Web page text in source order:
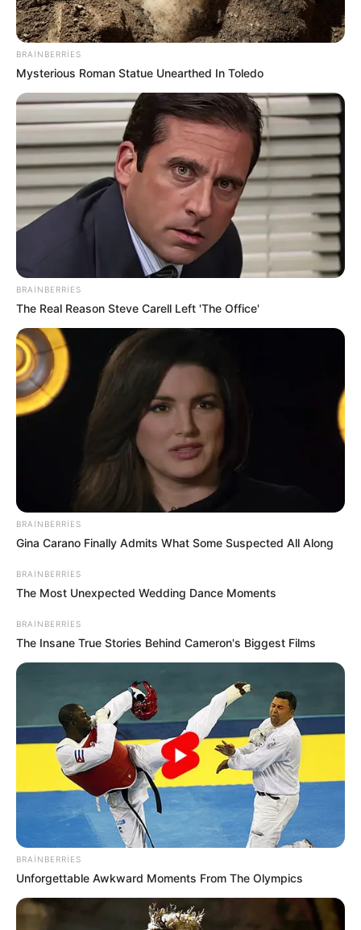
20:07 / 22 İyun 2026 MÜSAHİBƏ
Emin Əmrullayev müəllim və şagirdlərə nə
deyir? —GENİŞ MÜSAHİBƏ
1 0
CƏMİYYƏT
Nazir AÇIQLADI:
Bu şəxslərin maaşları
2243 2
21:57 / 13 İyun 2026 CƏMİYYƏT
Bu müəllimlərinMAAŞI ARTACAQ
0
BRAINBERRIES
Mysterious Roman Statue Unearthed In Toledo
BRAINBERRIES
The Real Reason Steve Carell Left 'The Office'
BRAINBERRIES
Gina Carano Finally Admits What Some Suspected All Along
BRAINBERRIES
The Most Unexpected Wedding Dance Moments
BRAINBERRIES
The Insane True Stories Behind Cameron's Biggest Films
BRAINBERRIES
Unforgettable Awkward Moments From The Olympics